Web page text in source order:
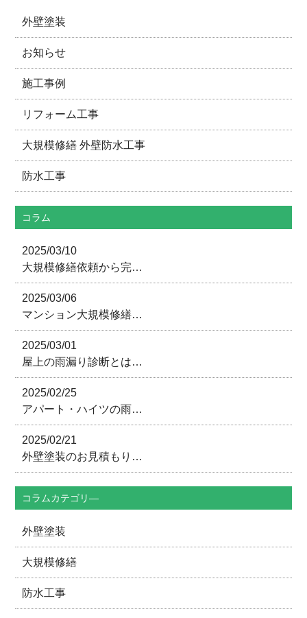
外壁塗装
お知らせ
施工事例
リフォーム工事
大規模修繕 外壁防水工事
防水工事
コラム
2025/03/10
大規模修繕依頼から完…
2025/03/06
マンション大規模修繕…
2025/03/01
屋上の雨漏り診断とは…
2025/02/25
アパート・ハイツの雨…
2025/02/21
外壁塗装のお見積もり…
コラムカテゴリ―
外壁塗装
大規模修繕
防水工事